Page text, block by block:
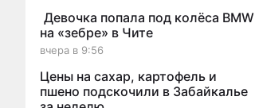
Девочка попала под колёса BMW
на «зебре» в Чите
вчера в 9:56
Цены на сахар, картофель и
пшено подскочили в Забайкалье